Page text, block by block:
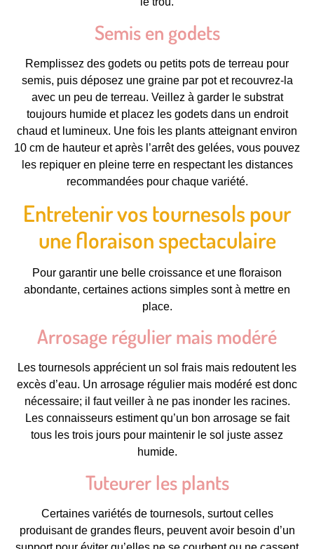
Semis en godets
Remplissez des godets ou petits pots de terreau pour
semis, puis déposez une graine par pot et recouvrez-la
avec un peu de terreau. Veillez à garder le substrat
toujours humide et placez les godets dans un endroit
chaud et lumineux. Une fois les plants atteignant environ
10 cm de hauteur et après l’arrêt des gelées, vous pouvez
les repiquer en pleine terre en respectant les distances
recommandées pour chaque variété.
Entretenir vos tournesols pour
une floraison spectaculaire
Pour garantir une belle croissance et une floraison
abondante, certaines actions simples sont à mettre en
place.
Arrosage régulier mais modéré
Les tournesols apprécient un sol frais mais redoutent les
excès d’eau. Un arrosage régulier mais modéré est donc
nécessaire; il faut veiller à ne pas inonder les racines.
Les connaisseurs estiment qu’un bon arrosage se fait
tous les trois jours pour maintenir le sol juste assez
humide.
Tuteurer les plants
Certaines variétés de tournesols, surtout celles
produisant de grandes fleurs, peuvent avoir besoin d’un